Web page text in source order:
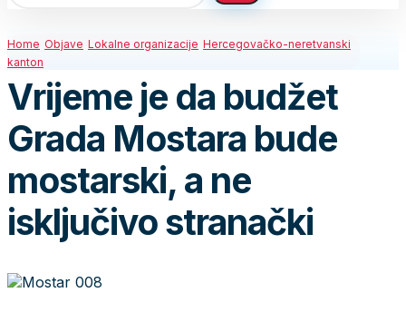
Home Objave Lokalne organizacije Hercegovačko-neretvanski
kanton
Vrijeme je da budžet
Grada Mostara bude
mostarski, a ne
isključivo stranački